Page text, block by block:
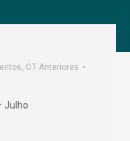
, OT Anteriores
Julho